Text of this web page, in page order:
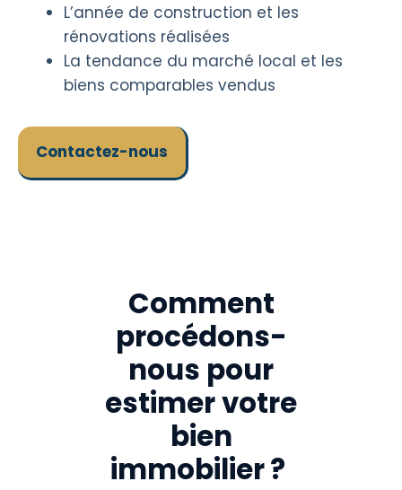
L’année de construction et les
rénovations réalisées
La tendance du marché local et les
biens comparables vendus
Contactez-nous
Comment
procédons-
nous pour
estimer votre
bien
immobilier ?